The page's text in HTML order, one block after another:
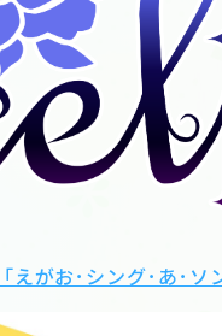
がお･シング･あ･ソ